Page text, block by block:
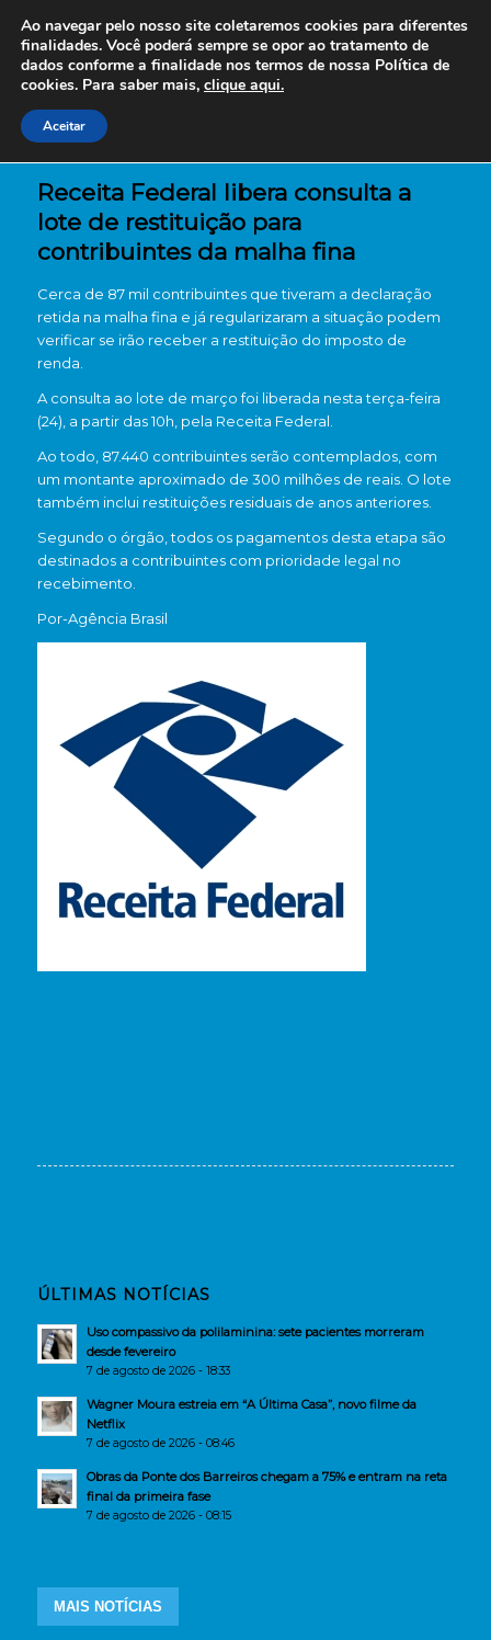
Receita Federal libera consulta a
lote de restituição para
contribuintes da malha fina
Cerca de 87 mil contribuintes que tiveram a declaração
retida na malha fina e já regularizaram a situação podem
verificar se irão receber a restituição do imposto de
renda.
A consulta ao lote de março foi liberada nesta terça-feira
(24), a partir das 10h, pela Receita Federal
Ao todo, 87.440 contribuintes serão contemplados, com
um montante aproximado de 300 milhões de reais. O lote
também inclui restituições residuais de anos anteriores.
Segundo o órgão, todos os pagamentos desta etapa são
destinados a contribuintes com prioridade legal no
recebimento.
Por-Agência Brasil
ÚLTIMAS NOTÍCIAS
Uso compassivo da polilaminina: sete pacientes morreram
desde fevereiro
7 de agosto de 2026 - 18:33
Wagner Moura estreia em “A Última Casa”, novo filme da
Netflix
7 de agosto de 2026 - 08:46
Obras da Ponte dos Barreiros chegam a 75% e entram na reta
final da primeira fase
7 de agosto de 2026 - 08:15
MAIS NOTÍCIAS
Ao navegar pelo nosso site coletaremos cookies para diferentes
finalidades. Você poderá sempre se opor ao tratamento de
dados conforme a finalidade nos termos de nossa Política de
cookies. Para saber mais, clique aqui.
Aceitar